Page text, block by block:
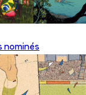
nominés